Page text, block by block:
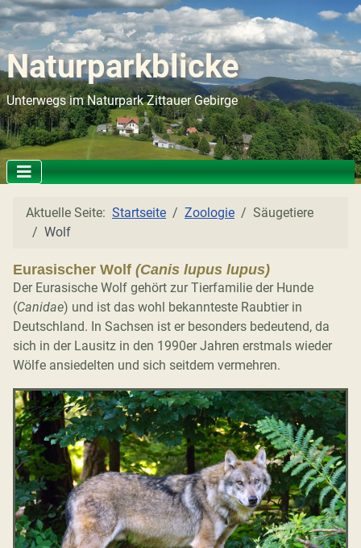
Naturparkblicke
Unterwegs im Naturpark Zittauer Gebirge
Aktuelle Seite: Startseite Zoologie
Säugetiere
Wolf
Eurasischer Wolf (Canis lupus lupus)
Der Eurasische Wolf gehört zur Tierfamilie der Hunde
(Canidae) und ist das wohl bekannteste Raubtier in
Deutschland. In Sachsen ist er besonders bedeutend, da
sich in der Lausitz in den 1990er Jahren erstmals wieder
Wölfe ansiedelten und sich seitdem vermehren.